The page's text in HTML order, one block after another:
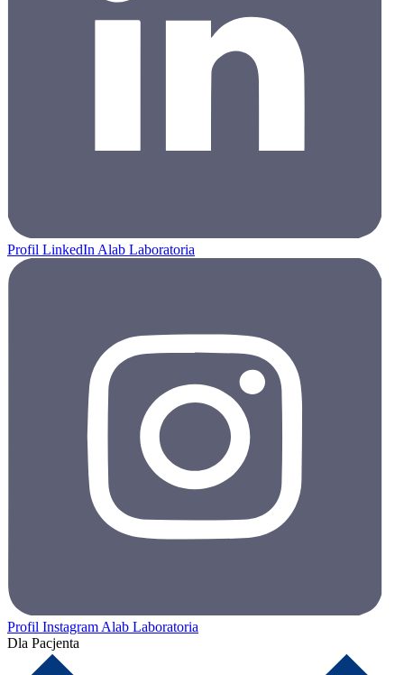
Profil LinkedIn Alab Laboratoria
Profil Instagram Alab Laboratoria
Dla Pacjenta